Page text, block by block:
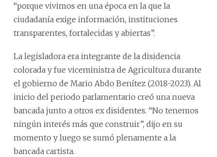
“porque vivimos en una época en la que la
ciudadanía exige información, instituciones
transparentes, fortalecidas y abiertas”.
La legisladora era integrante de la disidencia
colorada y fue viceministra de Agricultura durante
el gobierno de Mario Abdo Benítez (2018-2023). Al
inicio del periodo parlamentario creó una nueva
bancada junto a otros ex disidentes. “No tenemos
ningún interés más que construir”, dijo en su
momento y luego se sumó plenamente a la
bancada cartista.